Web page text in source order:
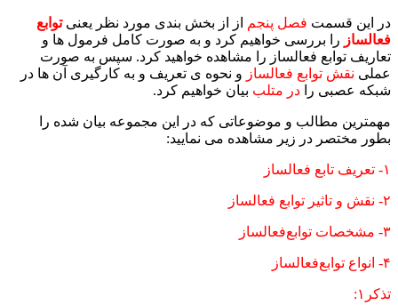
در این قسمت فصل پنجم از از بخش بندی مورد نظر یعنیتوابع
فعالساز را بررسی خواهیم کرد و به صورت کامل فرمول ها و
تعاریف توابع فعالساز را مشاهده خواهید کرد. سپس به صورت
عملی نقش توابع فعالساز و نحوه ی تعریف و به کارگیری آن ها در
شبکه عصبی را
در متلب بیان خواهیم کرد.
مهمترین مطالب و موضوعاتی که در این مجموعه بیان شده را
بطور مختصر در زیر مشاهده می نمایید:
۱- تعریف تابع فعالساز
۲- نقش و تاثیر توابع فعالساز
۳- مشخصات توابع‌فعالساز
۴- انواع توابع‌فعالساز
تذکر۱: